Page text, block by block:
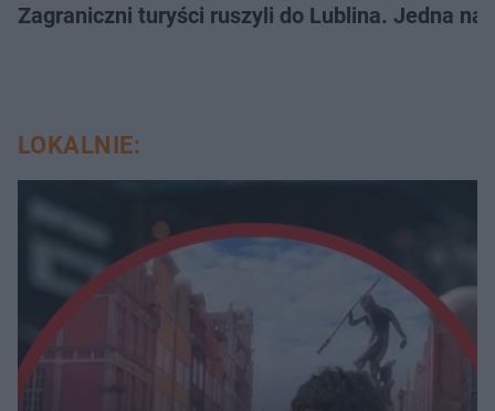
Zagraniczni turyści ruszyli do Lublina. Jedna
LOKALNIE: